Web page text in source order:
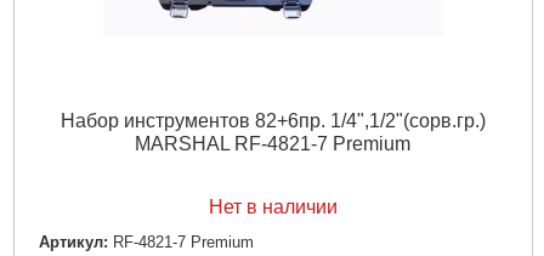
Набор инструментов 82+6пр. 1/4",1/2"(сорв.гр.)
MARSHAL RF-4821-7 Premium
Нет в наличии
Артикул: RF-4821-7 Premium